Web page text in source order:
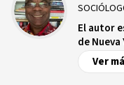
El autor
de Nueva
Ver